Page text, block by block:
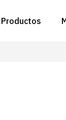
Productos